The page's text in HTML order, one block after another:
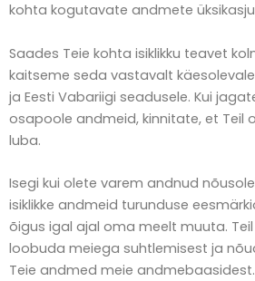
kohta kogutavate andmete
Saades Teie kohta isiklikku teavet
kaitseme seda vastavalt
ja Eesti Vabariigi seadusele. Kui
osapoole andmeid, kinnitate, et Teil
luba.
Isegi kui olete varem andnud
isiklikke andmeid turunduse
õigus igal ajal oma meelt muuta.
loobuda meiega suhtlemisest ja
Teie andmed meie